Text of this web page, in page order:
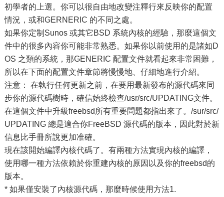
初學者的上選。你可以很自由地改變注釋行來反映你的配置
情況，或和GERNERIC 的不同之處。
如果你定制Sunos 或其它BSD 系統內核的經驗，那麼這個文
件中的很多內容你可能非常熟悉。如果你以前使用的是諸如D
OS 之類的系統，那GENERIC 配置文件就看起來非常困難，
所以在下面的配置文件章節將慢慢地、仔細地進行介紹。
注意： 在執行任何更新之前，在要用最新發布的源代碼來同
步你的源代碼樹時，確信始終檢查/usr/src/UPDATING文件。
在這個文件中升級freebsd所有重要問題都指出來了。/sur/src/
UPDATING 總是適合你FreeBSD 源代碼的版本，因此對於新
信息比手冊所說更加准確。
現在該開始編譯內核代碼了。有兩種方法實現內核的編譯，
使用哪一種方法依賴於你重建內核的原因以及你的freebsd的
版本。
* 如果僅安裝了內核源代碼，那麼時候使用方法1.